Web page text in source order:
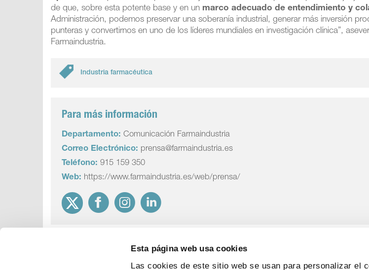
Esta página web usa cookies
Las cookies de este sitio web se usan para personalizar el
de que, sobre esta potente base y en un marco adecuado de entendimiento y
Administración, podemos preservar una soberanía industrial, generar más inversión
punteras y convertirnos en uno de los líderes mundiales en investigación clínica”,
Farmaindustria.
Industria farmacéutica
Para más información
Departamento: Comunicación Farmaindustria
Correo Electrónico: prensa@farmaindustria.es
Teléfono: 915 159 350
Web: https://www.farmaindustria.es/web/prensa/